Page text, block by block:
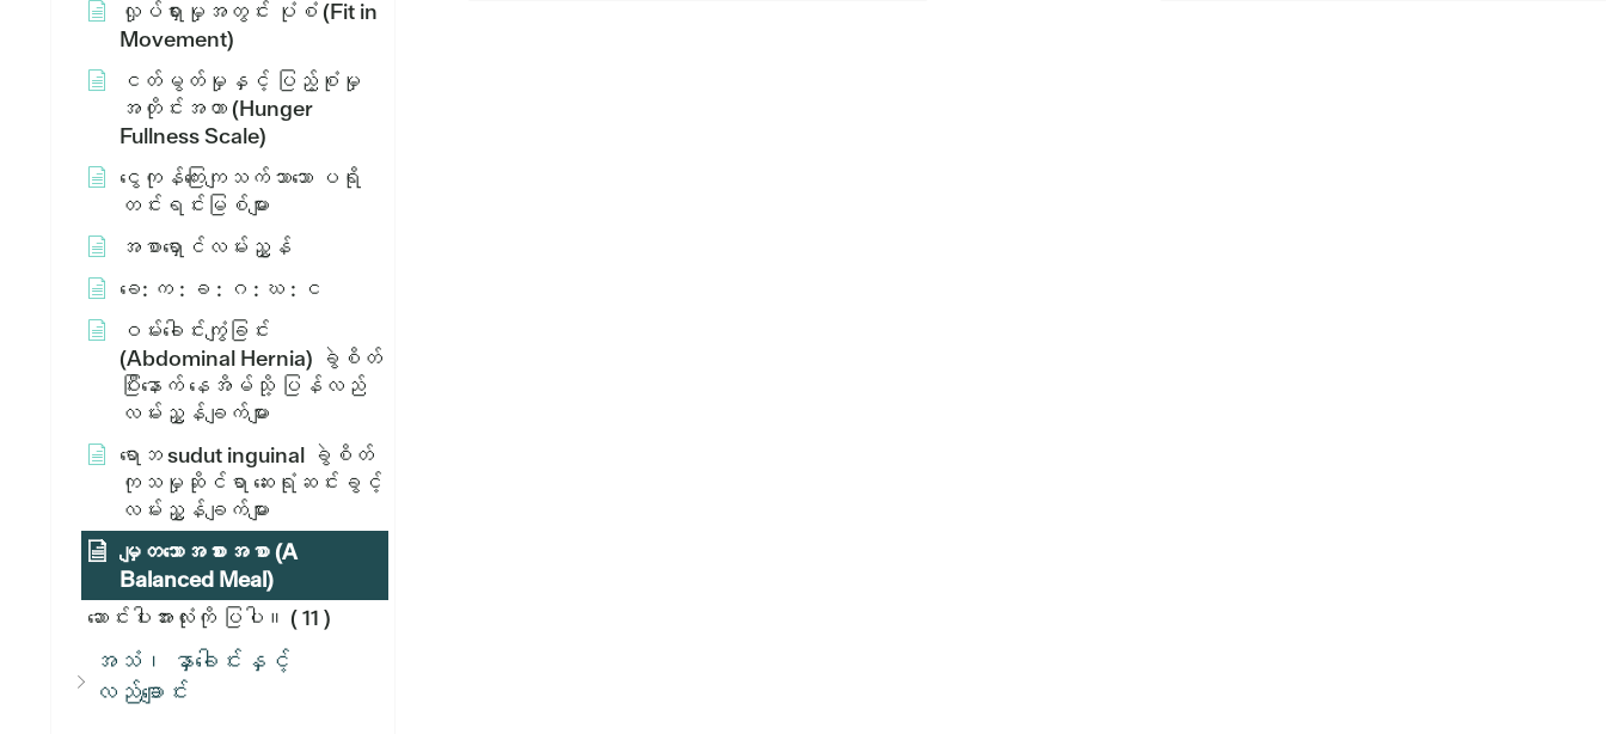
လှုပ်ရှားမှုအတွင်း ပုံစံ (Fit in
Movement)
ငတ်မွတ်မှုနှင့် ပြည့်စုံမှု
အတိုင်းအတာ (Hunger
Fullness Scale)
ငွေကုန်ကြေးကျသက်သာသော ပရို
တင်းရင်းမြစ်များ
အစာရှောင်လမ်းညွှန်
ခေ: က : ခ : ဂ : ဃ : င
ဝမ်းခေါင်းကျွံခြင်း
(Abdominal Hernia) ခွဲစိတ်
ပြီးနောက် နေအိမ်သို့ ပြန်လည်
လမ်းညွှန်ချက်များ
ရောဘ sudut inguinal ခွဲစိတ်
ကုသမှုဆိုင်ရာ ဆေးရုံဆင်းခွင့်
လမ်းညွှန်ချက်များ
မျှတသောအစားအစာ (A
Balanced Meal)
ဆောင်းပါးအားလုံးကို ပြပါ။ ( 11 )
အသံ၊ နှာခေါင်းနှင့်
လည်ချောင်း